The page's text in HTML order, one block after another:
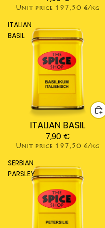
Unit price 197,50 €/kg
ITALIAN
BASIL
ITALIAN BASIL
7,90 €
Unit price 197,50 €/kg
SERBIAN
PARSLEY